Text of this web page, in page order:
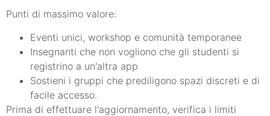
Punti di massimo valore:
Eventi unici, workshop e comunità temporanee
Insegnanti che non vogliono che gli studenti si
registrino a un'altra app
Sostieni i gruppi che prediligono spazi discreti e di
facile accesso.
Prima di effettuare l'aggiornamento, verifica i limiti